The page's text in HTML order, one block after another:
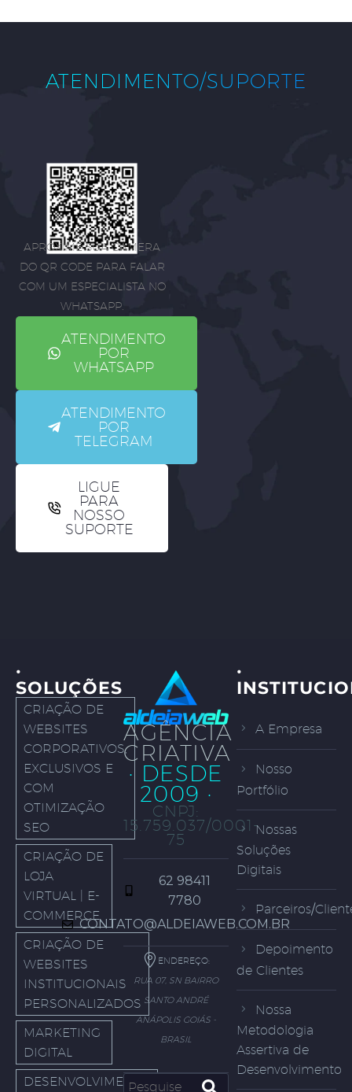
ATENDIMENTO/SUPORTE
APROXIME SUA CÂMERA
DO QR CODE PARA FALAR
COM UM ESPECIALISTA NO
WHATSAPP.
ATENDIMENTO
POR
WHATSAPP
ATENDIMENTO
POR
TELEGRAM
LIGUE
PARA
NOSSO
SUPORTE
·
SOLUÇÕES
CRIAÇÃO DE
WEBSITES
CORPORATIVOS,
EXCLUSIVOS E
COM
OTIMIZAÇÃO
SEO
CRIAÇÃO DE
LOJA
VIRTUAL | E-
COMMERCE
CRIAÇÃO DE
WEBSITES
INSTITUCIONAIS
PERSONALIZADOS
MARKETING
DIGITAL
DESENVOLVIMENTO
AGÊNCIA
CRIATIVA
· DESDE
2009 ·
CNPJ:
15.759.037/0001-
75
62 98411
7780
CONTATO@ALDEIAWEB.COM.BR
ENDEREÇO:
RUA 07, SN BAIRRO
SANTO ANDRÉ
ANÁPOLIS GOIÁS -
BRASIL
·
A Empresa
Nosso
Portfólio
Nossas
Soluções
Digitais
Parceiros/
Depoimento
de Clientes
Nossa
Metodologia
Assertiva de
Desenvolvimento